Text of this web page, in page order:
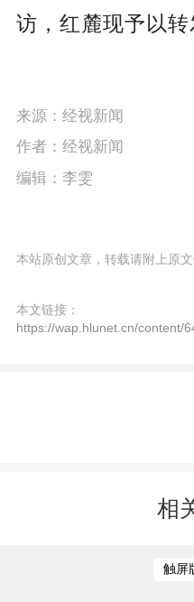
访，红麓现予以转
来源：经视新闻
作者：经视新闻
编辑：李雯
本站原创文章，转载请附上原文
本文链接：
https://wap.hlunet.cn/content/
相
触屏